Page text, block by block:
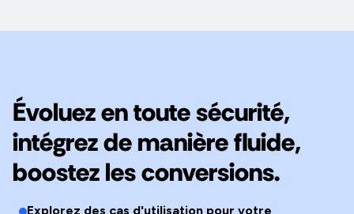
Évoluez en toute sécurité,
intégrez de manière fluide,
boostez les conversions.
Explorez des cas d'utilisation pour votre